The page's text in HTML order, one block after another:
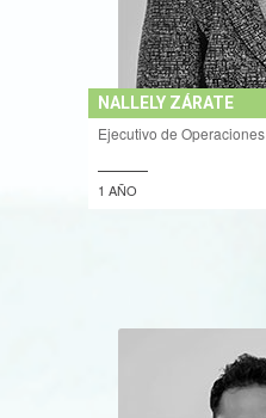
NALLELY ZÁRATE
Ejecutivo de Operaciones
1 AÑO